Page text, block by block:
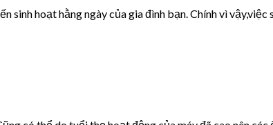
hoạt hằng ngày của gia đình bạn. Chính vì